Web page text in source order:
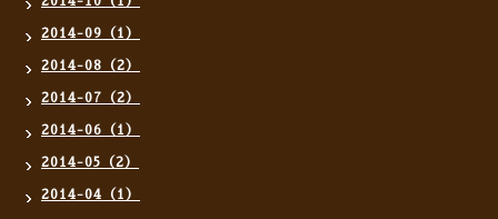
2014-09（1）
2014-08（2）
2014-07（2）
2014-06（1）
2014-05（2）
2014-04（1）